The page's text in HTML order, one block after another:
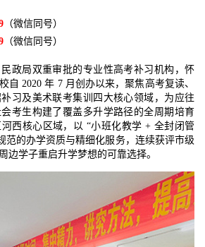
（微信同号）
（微信同号）
政局双重审批的专业性高考补习机构，怀
自 2020 年 7 月创办以来，聚焦高考复读、
习及美术联考集训四大核心领域，为应往
考生构建了覆盖多升学路径的全周期培育
西核心区域，以 “小班化教学 + 全封闭管
范的办学资质与精细化服务，连续获评市级
边学子重启升学梦想的可靠选择。​